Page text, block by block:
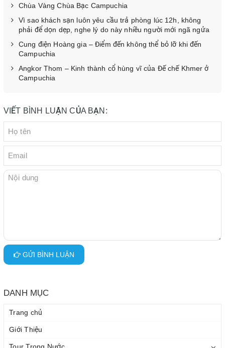
Chùa Vàng Chùa Bạc Campuchia
Vì sao khách sạn luôn yêu cầu trả phòng lúc 12h, không
phải để dọn dẹp, nghe lý do này nhiều người mới ngã ngửa
Cung điện Hoàng gia – Điểm đến không thể bỏ lỡ khi đến
Campuchia
Angkor Thom – Kinh thành cổ hùng vĩ của Đế chế Khmer ở
Campuchia
VIẾT BÌNH LUẬN CỦA BẠN:
GỬI BÌNH LUẬN
DANH MỤC
Trang chủ
Giới Thiệu